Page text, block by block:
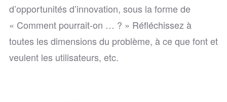
d’opportunités d’innovation, sous la forme de
« Comment pourrait-on … ? » Réfléchissez à
toutes les dimensions du problème, à ce que font et
veulent les utilisateurs, etc.